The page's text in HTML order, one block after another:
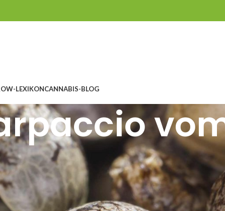
LEXIKONCANNABIS-BLOG